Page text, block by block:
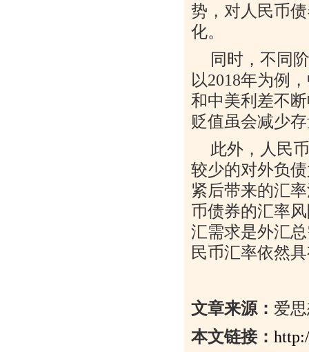
势，对人民币
化。
同时，不同
以2018年为例
和中美利差不
贬值虽会减少
此外，人民
较少的对外负
紧后带来的汇
币债券的汇率
汇需求是外汇
民币汇率依然
文章来源： 爱
本文链接：